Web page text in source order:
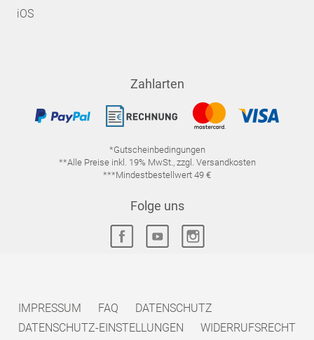
iOS
Zahlarten
*Gutscheinbedingungen
**Alle Preise inkl. 19% MwSt., zzgl. Versandkosten
***Mindestbestellwert 49 €
Folge uns
IMPRESSUM FAQ
DATENSCHUTZ
DATENSCHUTZ-EINSTELLUNGEN
WIDERRUFSRECHT